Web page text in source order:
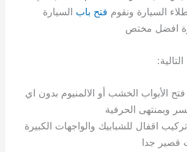
السيارة ونقوم فتح باب السيارة
افضل مختص
الأبواب الخشب أو الالمنيوم بدون اي
وبمنتهى الحرفية
اقفال للشبابيك والواجهات الكبيرة
قصير جدا